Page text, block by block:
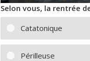
Selon vous, la rentrée
Catatonique
Périlleuse